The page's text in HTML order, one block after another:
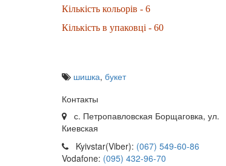
Кількість кольорів - 6
Кількість в упаковці - 60
шишка, букет
Контакты
с. Петропавловская Борщаговка, ул.
Киевская
Kyivstar(Viber): (067) 549-60-86
Vodafone: (095) 432-96-70